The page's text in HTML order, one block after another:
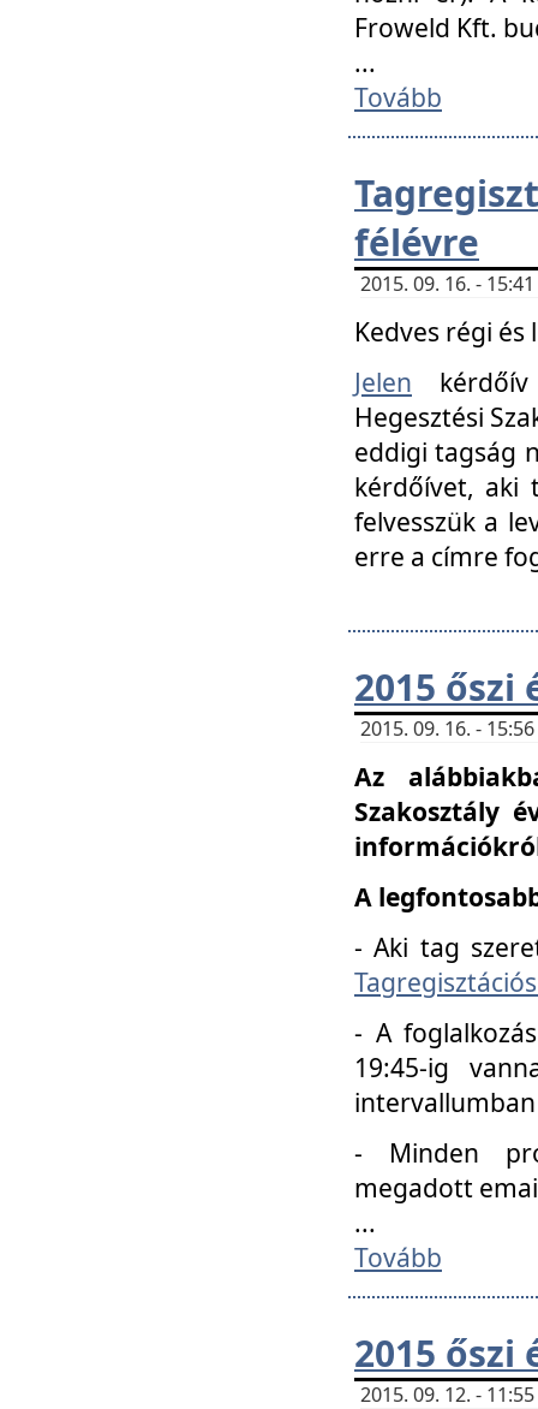
Froweld Kft.
...
Tovább
félévre
2015. 09. 16. -
Kedves régi
Jelen
Hegesztési
eddigi tagság
kérdőívet, aki
felvesszük a
erre a címre
2015 őszi
2015. 09. 16. -
Az
Szakosztály
A
- Aki tag
- A
19:45-ig
- Minden
megadott
...
Tovább
2015
2015. 09. 12. -